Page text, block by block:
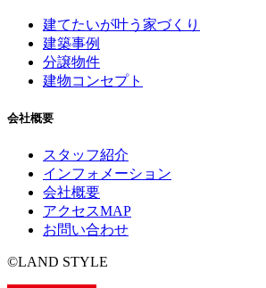
建てたいが叶う家づくり
建築事例
分譲物件
建物コンセプト
会社概要
スタッフ紹介
インフォメーション
会社概要
アクセスMAP
お問い合わせ
©LAND STYLE